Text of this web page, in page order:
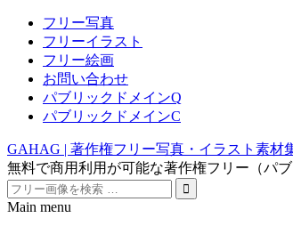
フリー写真
フリーイラスト
フリー絵画
お問い合わせ
パブリックドメインQ
パブリックドメインC
GAHAG | 著作権フリー写真・イラスト素材
無料で商用利用が可能な著作権フリー（パ
Search
for:
Main menu